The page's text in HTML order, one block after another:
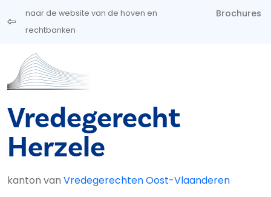
Overslaan en naar de inhoud gaan
naar de website van de hoven en
rechtbanken
Brochures
Vredegerecht
Herzele
kanton van Vredegerechten Oost-Vlaanderen